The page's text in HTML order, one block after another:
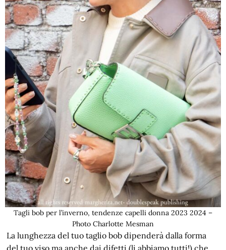
Tagli bob per l’inverno, tendenze capelli donna 2023 2024 –
Photo Charlotte Mesman
La lunghezza del tuo taglio bob dipenderà dalla forma
del tuo viso ma anche dai difetti (li abbiamo tutti!) che